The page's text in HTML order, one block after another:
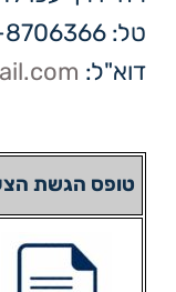
טל: 04-8706366, פקס: 04-8706360
דוא"ל:
טופס הגשת